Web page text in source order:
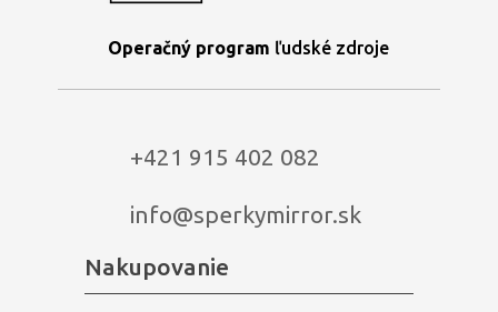
Operačný program ľudské zdroje
+421 915 402 082
info@sperkymirror.sk
Nakupovanie